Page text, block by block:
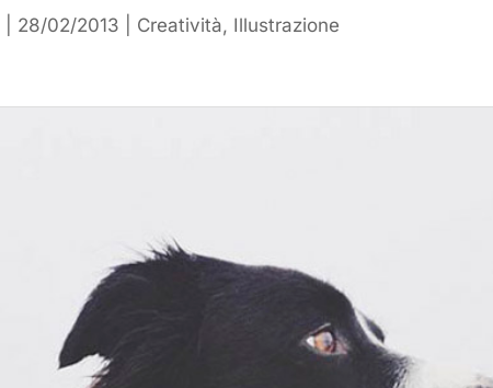
28/02/2013 Creatività, Illustrazione